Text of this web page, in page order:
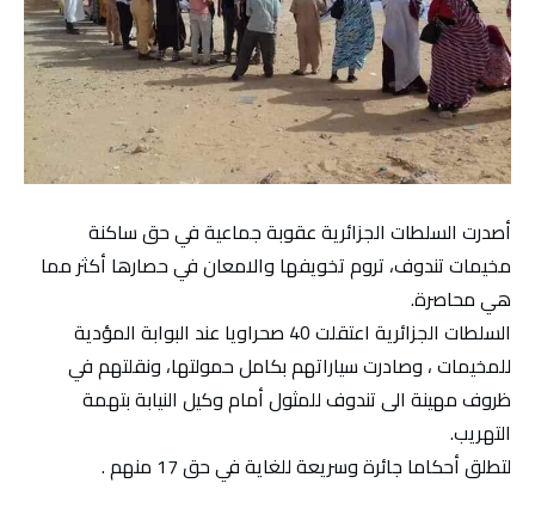
أصدرت السلطات الجزائرية عقوبة جماعية في حق ساكنة
مخيمات تندوف، تروم تخويفها والامعان في حصارها أكثر مما
هي محاصرة.
السلطات الجزائرية اعتقلت 40 صحراويا عند البوابة المؤدية
للمخيمات ، وصادرت سياراتهم بكامل حمولتها، ونقلتهم في
ظروف مهينة الى تندوف للمثول أمام وكيل النيابة بتهمة
التهريب.
لتطلق أحكاما جائرة وسريعة للغاية في حق 17 منهم .